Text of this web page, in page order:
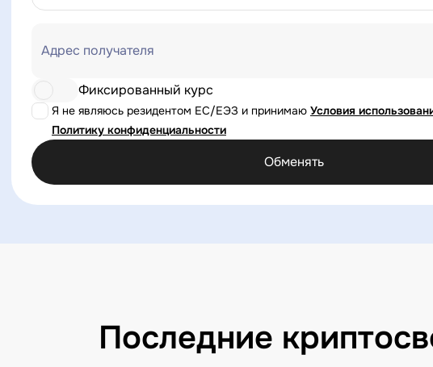
Адрес получателя
Я не являюсь резидентом ЕС/ЕЭЗ и принимаю Условия
Политику конфиденциальности
Фиксированный курс
Обменять
Последние